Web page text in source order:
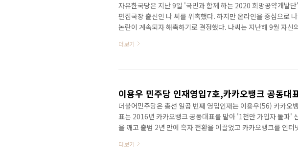
자유한국당은 지난 9일 '국민과 함께 하는 2020 희망공약개발
편집국장 출신인 나 씨를 위촉했다. 하지만 온라인을 중심으로
논란이 계속되자 해촉하기로 결정했다. 나씨는 지난해 9월 자
다. 부패한 검찰로 내 나라가 썩어가는 것을 방어하고 지키기 위
셨습니다"라는 내용의 글을 게재했다. 나씨는 이밖에도 "존경
더보기
이용우 민주당 인재영입7호,카카오뱅크 공동대
더불어민주당은 총선 일곱 번째 영입인재는 이용우(56) 카카오
표는 2016년 카카오뱅크 공동대표를 맡아 '1천만 가입자 돌파'
을 깨고 출범 2년 만에 흑자 전환을 이끌었고 카카오뱅크를 인
외에도 금융업에서 20년 이상 근무한 전략 및 투자 전문가다. 현
더보기